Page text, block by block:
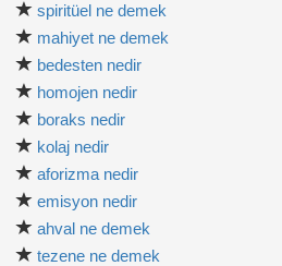
spiritüel ne demek
mahiyet ne demek
bedesten nedir
homojen nedir
boraks nedir
kolaj nedir
aforizma nedir
emisyon nedir
ahval ne demek
tezene ne demek